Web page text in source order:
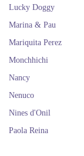
Lucky Doggy
Marina & Pau
Mariquita Perez
Monchhichi
Nancy
Nenuco
Nines d'Onil
Paola Reina